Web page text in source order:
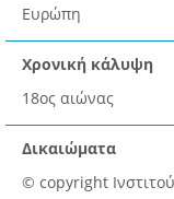
Ευρώπη
Χρονική κάλυψη
18ος αιώνας
Δικαιώματα
© copyright